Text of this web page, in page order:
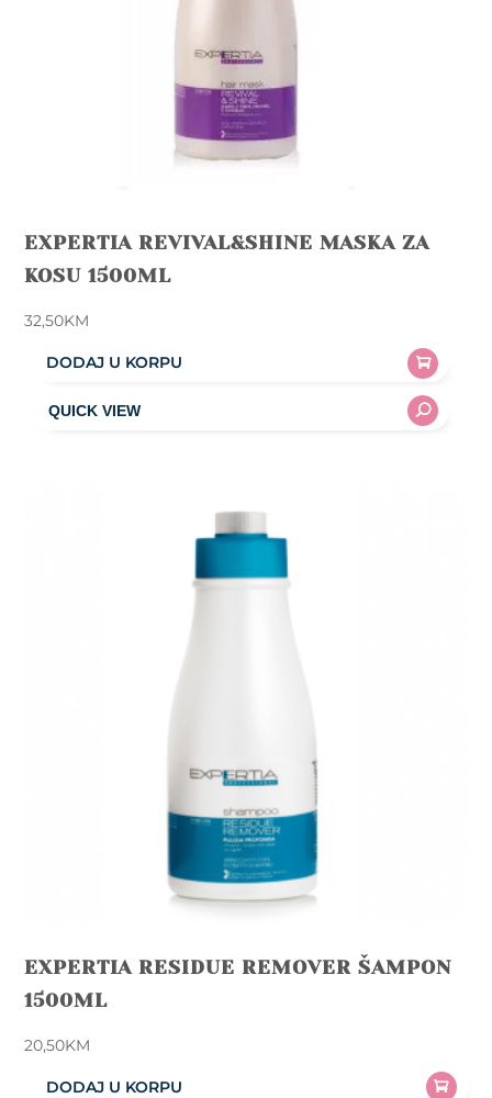
EXPERTIA REVIVAL&SHINE MASKA ZA
KOSU 1500ML
32,50KM
DODAJ U KORPU
EXPERTIA RESIDUE REMOVER ŠAMPON
1500ML
20,50KM
DODAJ U KORPU